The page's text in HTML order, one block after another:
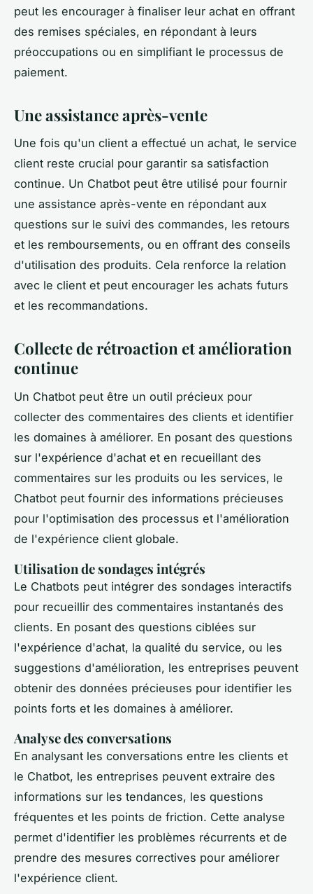
peut les encourager à finaliser leur achat en offrant
des remises spéciales, en répondant à leurs
préoccupations ou en simplifiant le processus de
paiement.
Une assistance après-vente
Une fois qu'un client a effectué un achat, le service
client reste crucial pour garantir sa satisfaction
continue. Un Chatbot peut être utilisé pour fournir
une assistance après-vente en répondant aux
questions sur le suivi des commandes, les retours
et les remboursements, ou en offrant des conseils
d'utilisation des produits. Cela renforce la relation
avec le client et peut encourager les achats futurs
et les recommandations.
Collecte de rétroaction et amélioration
continue
Un Chatbot peut être un outil précieux pour
collecter des commentaires des clients et identifier
les domaines à améliorer. En posant des questions
sur l'expérience d'achat et en recueillant des
commentaires sur les produits ou les services, le
Chatbot peut fournir des informations précieuses
pour l'optimisation des processus et l'amélioration
de l'expérience client globale.
Utilisation de sondages intégrés
Le Chatbots peut intégrer des sondages interactifs
pour recueillir des commentaires instantanés des
clients. En posant des questions ciblées sur
l'expérience d'achat, la qualité du service, ou les
suggestions d'amélioration, les entreprises peuvent
obtenir des données précieuses pour identifier les
points forts et les domaines à améliorer.
Analyse des conversations
En analysant les conversations entre les clients et
le Chatbot, les entreprises peuvent extraire des
informations sur les tendances, les questions
fréquentes et les points de friction. Cette analyse
permet d'identifier les problèmes récurrents et de
prendre des mesures correctives pour améliorer
l'expérience client.